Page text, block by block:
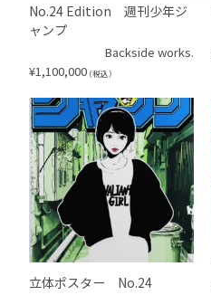
No.24 Edition 週刊少年ジ
ャンプ
Backside works.
¥1,100,000 （税込）
立体ポスター No.24